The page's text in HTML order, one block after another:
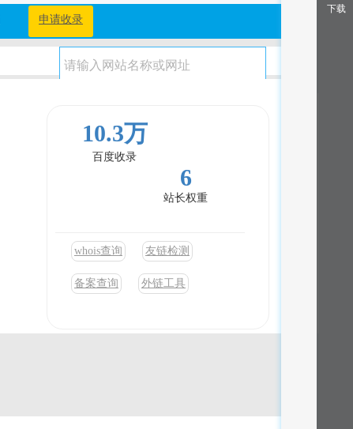
申请收录
10.3万
百度收录
6
站长权重
whois查询 友链检测
备案查询 外链工具
下载